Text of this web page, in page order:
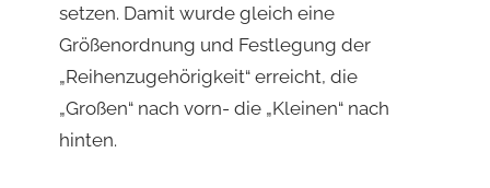
setzen. Damit wurde gleich eine
Größenordnung und Festlegung der
„Reihenzugehörigkeit“ erreicht, die
„Großen“ nach vorn- die „Kleinen“ nach
hinten.